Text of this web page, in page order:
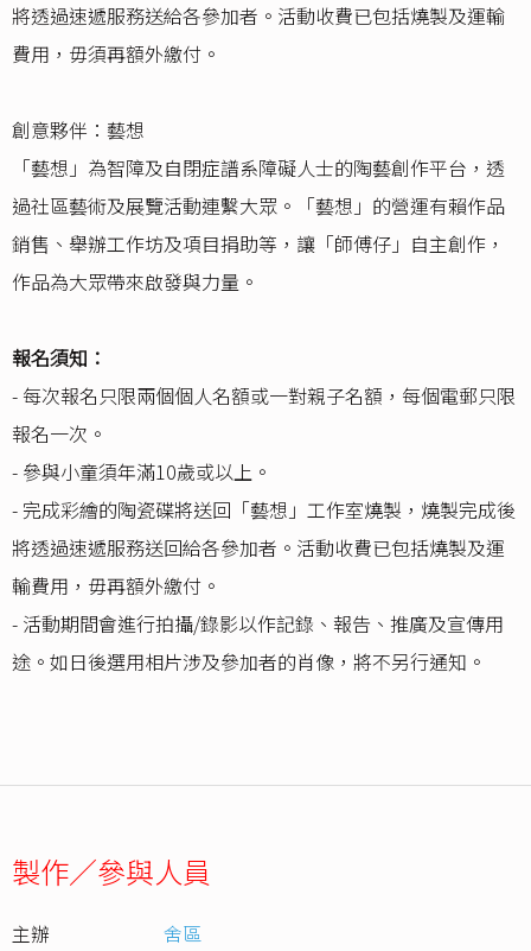
將透過速遞服務送給各參加者。活動收費已包括燒製及運輸
費用，毋須再額外繳付。
創意夥伴：藝想
「藝想」為智障及自閉症譜系障礙人士的陶藝創作平台，透
過社區藝術及展覽活動連繫大眾。「藝想」的營運有賴作品
銷售、舉辦工作坊及項目捐助等，讓「師傅仔」自主創作，
作品為大眾帶來啟發與力量。
報名須知：
- 每次報名只限兩個個人名額或一對親子名額，每個電郵只限
報名一次。
- 參與小童須年滿10歲或以上。
- 完成彩繪的陶瓷碟將送回「藝想」工作室燒製，燒製完成後
將透過速遞服務送回給各參加者。活動收費已包括燒製及運
輸費用，毋再額外繳付。
- 活動期間會進行拍攝/錄影以作記錄、報告、推廣及宣傳用
途。如日後選用相片涉及參加者的肖像，將不另行通知。
製作／參與人員
主辦
舍區